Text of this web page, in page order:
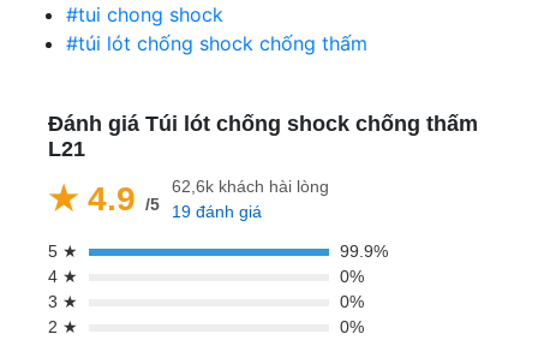
#tui chong shock
#túi lót chống shock chống thấm
Đánh giá Túi lót chống shock chống thấm
L21
★ 4.9 /5
62,6k khách hài lòng
19 đánh giá
5 ★
99.9%
4 ★
0%
3 ★
0%
2 ★
0%